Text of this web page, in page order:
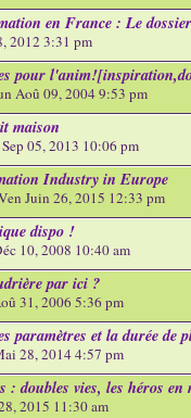
en France : Le dossier
2012 3:31 pm
pour
Aoû 09, 2004 9:53 pm
maison
Sep 05, 2013 10:06 pm
Industry in Europe
Juin 26, 2015 12:33 pm
dispo !
10, 2008 10:40 am
par ici ?
31, 2006 5:36 pm
paramètres et la durée de
28, 2014 4:57 pm
: doubles vies, les héros en
2015 11:30 am